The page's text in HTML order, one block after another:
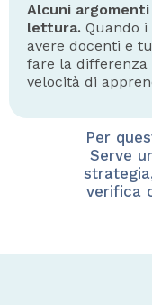
Alcuni
lettura. Quando
avere docenti e
fare la differenza
velocità di
Per
Serve
verifica